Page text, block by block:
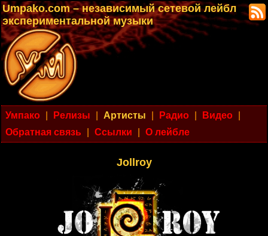
Umpako.com – независимый сетевой лейбл
экспериментальной музыки
Умпако Релизы Артисты Радио Видео
Обратная связь
Ссылки О лейбле
Jollroy